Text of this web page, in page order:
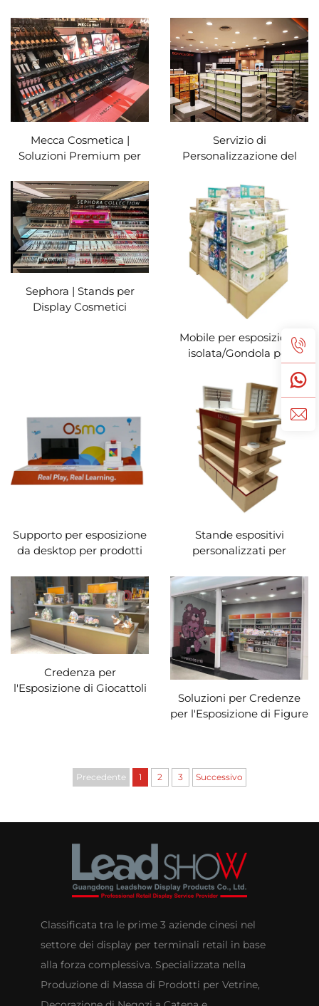
Negozio per Guerlain
Mecca Cosmetica |
Soluzioni Premium per
Servizio di
Personalizzazione del
Mannings
Sephora | Stands per
Display Cosmetici
Mobile per esposizione
isolata/Gondola per
esposizione per negozi di
catena
Supporto per esposizione
da desktop per prodotti
Stande espositivi
personalizzati per
Credenza per
l'Esposizione di Giocattoli
Soluzioni per Credenze
per l'Esposizione di Figure
Precedente 1 2 3 Successivo
Classificata tra le prime 3 aziende cinesi nel
settore dei display per terminali retail in base
alla forza complessiva. Specializzata nella
Produzione di Massa di Prodotti per Vetrine,